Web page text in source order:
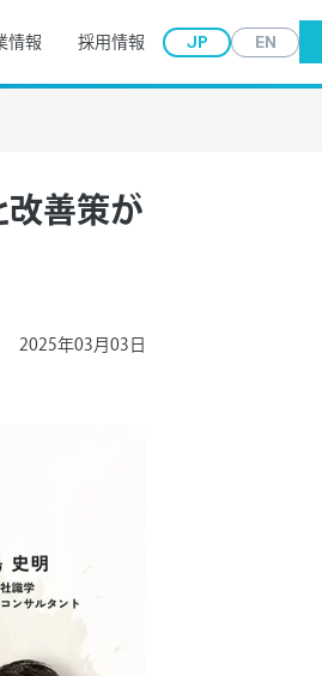
情報 採用情報 JP EN
改善策が
2025年03月03日